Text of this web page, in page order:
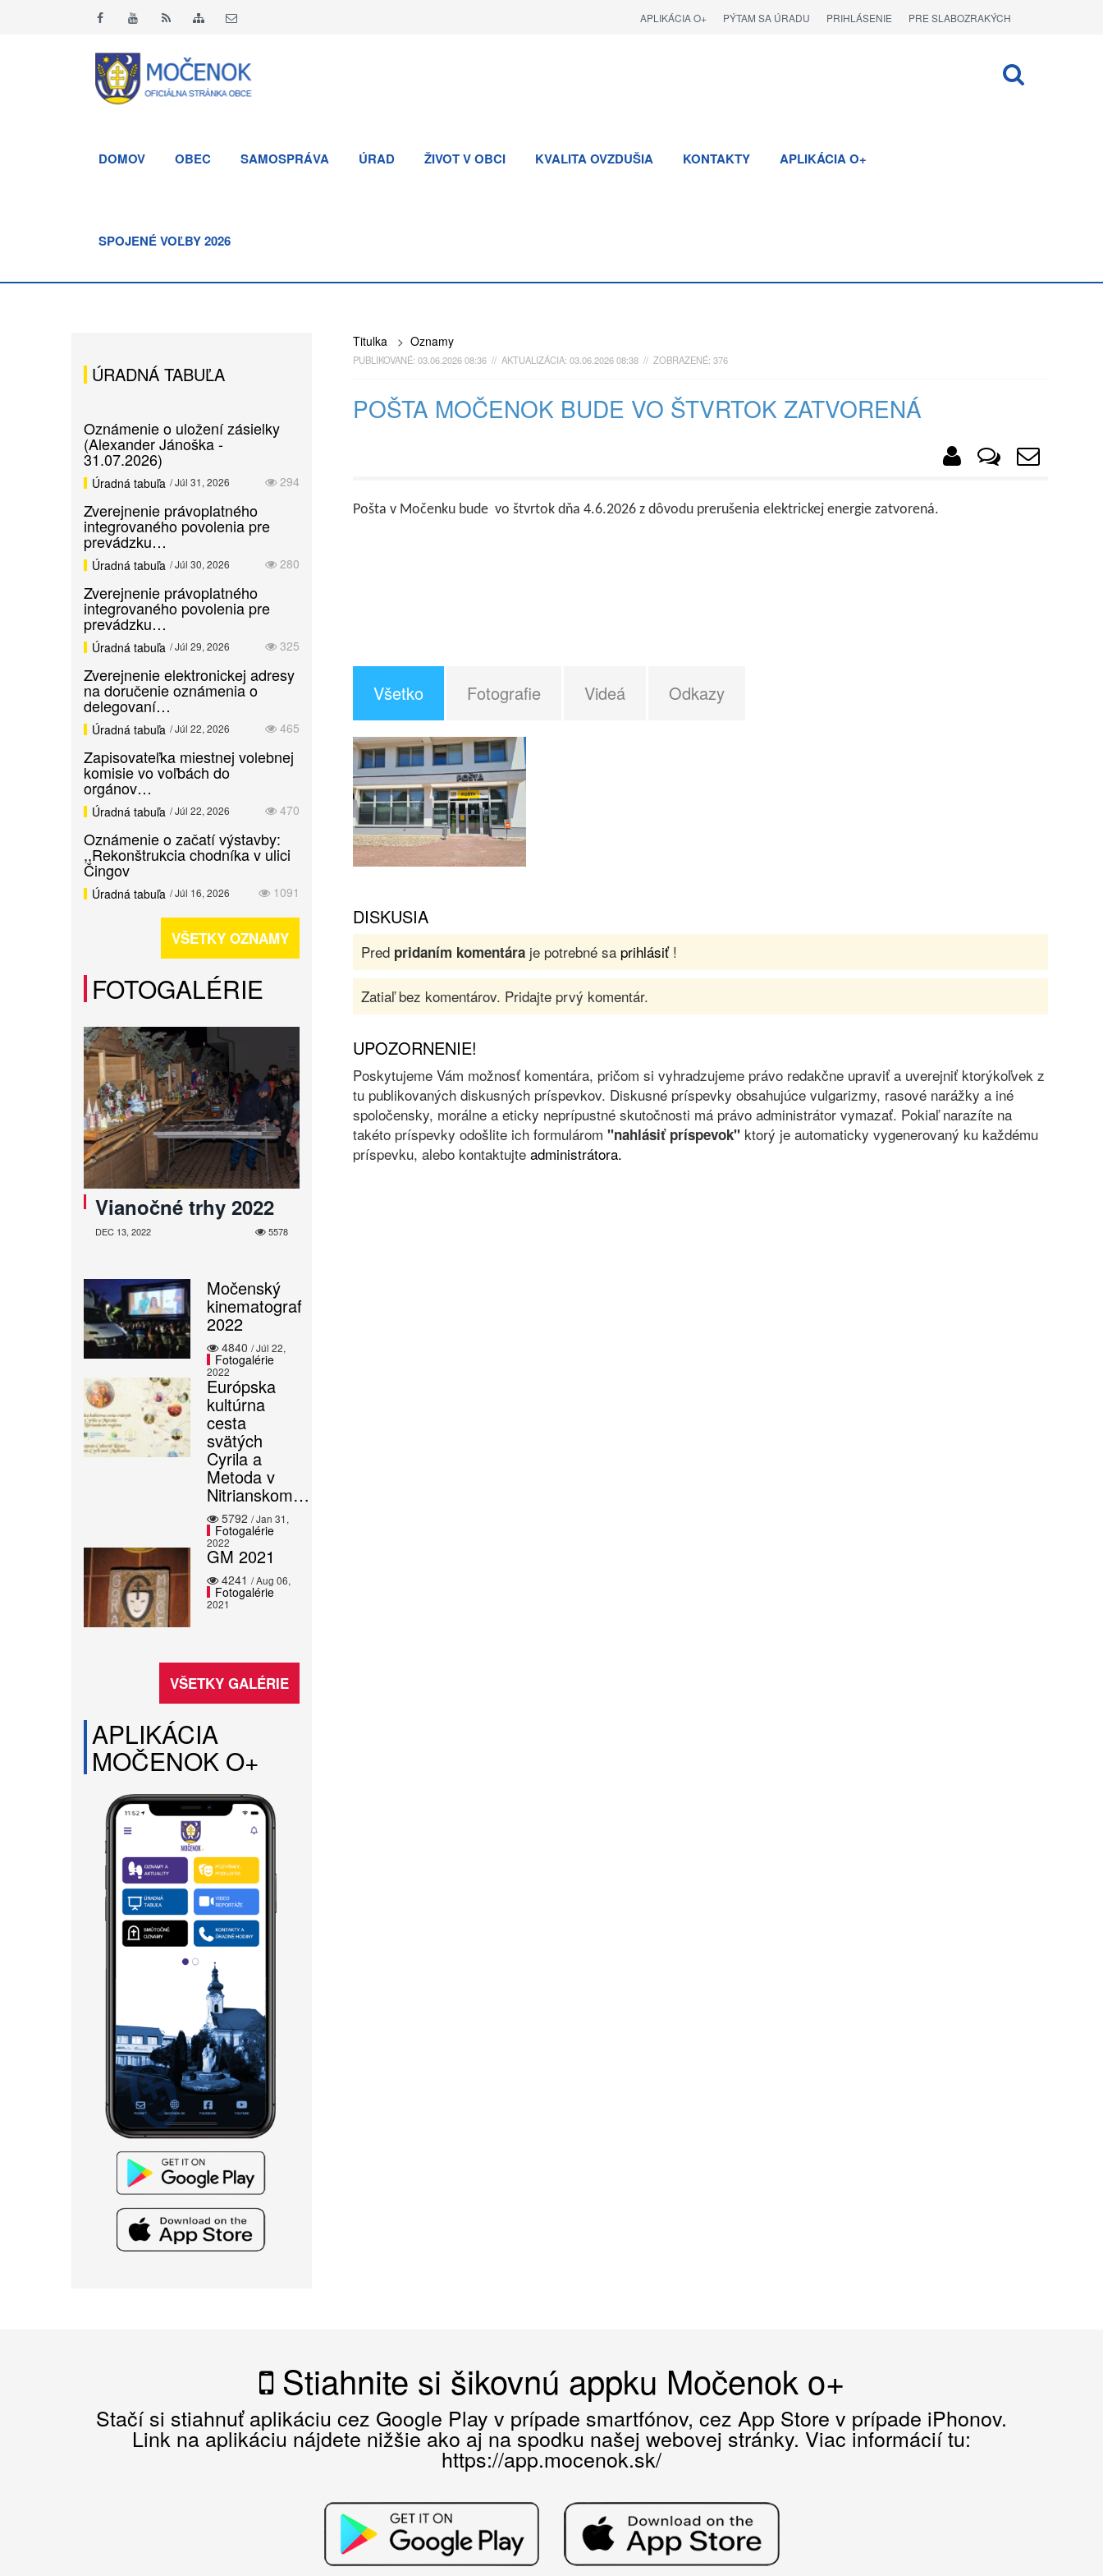
PRE SLABOZRAKÝCH
PRIHLÁSENIE
PÝTAM SA ÚRADU
APLIKÁCIA O+
DOMOV OBEC SAMOSPRÁVA ÚRAD ŽIVOT V OBCI KVALITA OVZDUŠIA KONTAKTY APLIKÁCIA O+
SPOJENÉ VOĽBY 2026
Titulka> Oznamy
PUBLIKOVANÉ: 03.06.2026 08:36 // AKTUALIZÁCIA: 03.06.2026 08:38 // ZOBRAZENÉ: 376
POŠTA MOČENOK BUDE VO ŠTVRTOK ZATVORENÁ
Pošta v Močenku bude vo štvrtok dňa 4.6.2026 z dôvodu prerušenia elektrickej energie zatvorená.
Všetko Fotografie Videá Odkazy
DISKUSIA
Pred pridaním komentáraje potrebné sa prihlásiť!
Zatiaľ bez komentárov. Pridajte prvý komentár.
UPOZORNENIE!
Poskytujeme Vám možnosť komentára, pričom si vyhradzujeme právo redakčne upraviť a uverejniť ktorýkoľvek z
tu publikovaných diskusných príspevkov. Diskusné príspevky obsahujúce vulgarizmy, rasové narážky a iné
spoločensky, morálne a eticky neprípustné skutočnosti má právo administrátor vymazať. Pokiaľ narazíte na
takéto príspevky odošlite ich formulárom "nahlásiť príspevok"ktorý je automaticky vygenerovaný ku každému
príspevku, alebo kontaktujte administrátora.
ÚRADNÁ TABUĽA
Oznámenie o uložení zásielky
(Alexander Jánoška -
31.07.2026)
294
Úradná tabuľa / Júl 31, 2026
Zverejnenie právoplatného
integrovaného povolenia pre
prevádzku…
280
Úradná tabuľa / Júl 30, 2026
Zverejnenie právoplatného
integrovaného povolenia pre
prevádzku…
325
Úradná tabuľa / Júl 29, 2026
Zverejnenie elektronickej adresy
na doručenie oznámenia o
delegovaní…
465
Úradná tabuľa / Júl 22, 2026
Zapisovateľka miestnej volebnej
komisie vo voľbách do
orgánov…
470
Úradná tabuľa / Júl 22, 2026
Oznámenie o začatí výstavby:
,,Rekonštrukcia chodníka v ulici
Čingov
1091
Úradná tabuľa / Júl 16, 2026
VŠETKY OZNAMY
FOTOGALÉRIE
Vianočné trhy 2022
5578
DEC 13, 2022
Močenský
kinematograf
2022
4840
Fotogalérie
/ Júl 22,
2022
Európska
kultúrna
cesta
svätých
Cyrila a
Metoda v
Nitrianskom…
5792
Fotogalérie
/ Jan 31,
2022
GM 2021
4241
Fotogalérie
/ Aug 06,
2021
VŠETKY GALÉRIE
APLIKÁCIA
MOČENOK O+
Stiahnite si šikovnú appku Močenok o+
Stačí si stiahnuť aplikáciu cez Google Play v prípade smartfónov, cez App Store v prípade iPhonov.
Link na aplikáciu nájdete nižšie ako aj na spodku našej webovej stránky. Viac informácií tu:
https://app.mocenok.sk/